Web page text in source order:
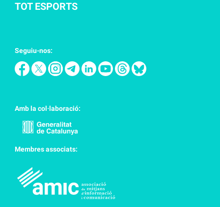
TOT ESPORTS
Seguiu-nos:
Amb la col·laboració:
Membres associats: